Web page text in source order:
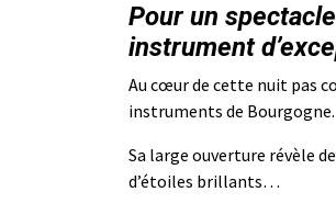
Pour un
instrument
Au cœur de cette nuit pas
instruments de Bourgogne.
Sa large ouverture révèle
d’étoiles brillants…